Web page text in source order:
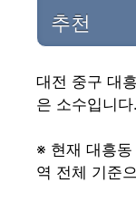
추천
대전 중구 대
은 소수입니다.
※ 현재 대흥
역 전체 기준